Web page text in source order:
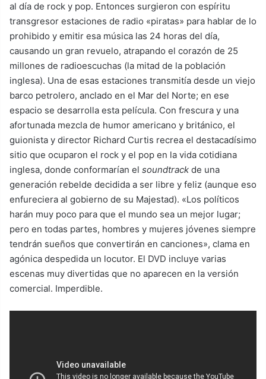
al día de rock y pop. Entonces surgieron con espíritu
transgresor estaciones de radio «piratas» para hablar de lo
prohibido y emitir esa música las 24 horas del día,
causando un gran revuelo, atrapando el corazón de 25
millones de radioescuchas (la mitad de la población
inglesa). Una de esas estaciones transmitía desde un viejo
barco petrolero, anclado en el Mar del Norte; en ese
espacio se desarrolla esta película. Con frescura y una
afortunada mezcla de humor americano y británico, el
guionista y director Richard Curtis recrea el destacadísimo
sitio que ocuparon el rock y el pop en la vida cotidiana
inglesa, donde conformarían el soundtrack de una
generación rebelde decidida a ser libre y feliz (aunque eso
enfureciera al gobierno de su Majestad). «Los políticos
harán muy poco para que el mundo sea un mejor lugar;
pero en todas partes, hombres y mujeres jóvenes siempre
tendrán sueños que convertirán en canciones», clama en
agónica despedida un locutor. El DVD incluye varias
escenas muy divertidas que no aparecen en la versión
comercial. Imperdible.